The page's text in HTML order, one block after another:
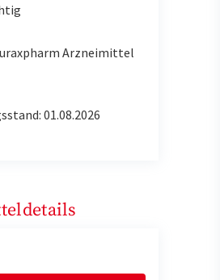
Arzneimittel
01.08.2026